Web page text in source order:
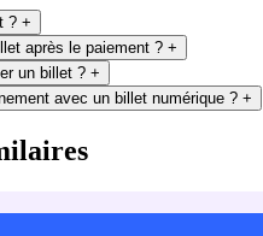
? +
après le paiement ? +
un billet ? +
avec un billet numérique ? +